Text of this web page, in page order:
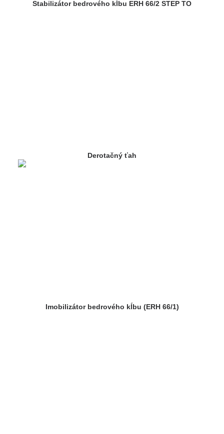
Stabilizátor bedrového kĺbu ERH 66/2 STEP TO
Derotačný ťah
Imobilizátor bedrového kĺbu (ERH 66/1)